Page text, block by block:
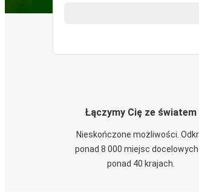
Łączymy Cię ze światem
Nieskończone możliwości.
ponad 8 000 miejsc
ponad 40 krajach.